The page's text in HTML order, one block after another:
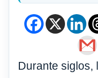
Durante siglos,